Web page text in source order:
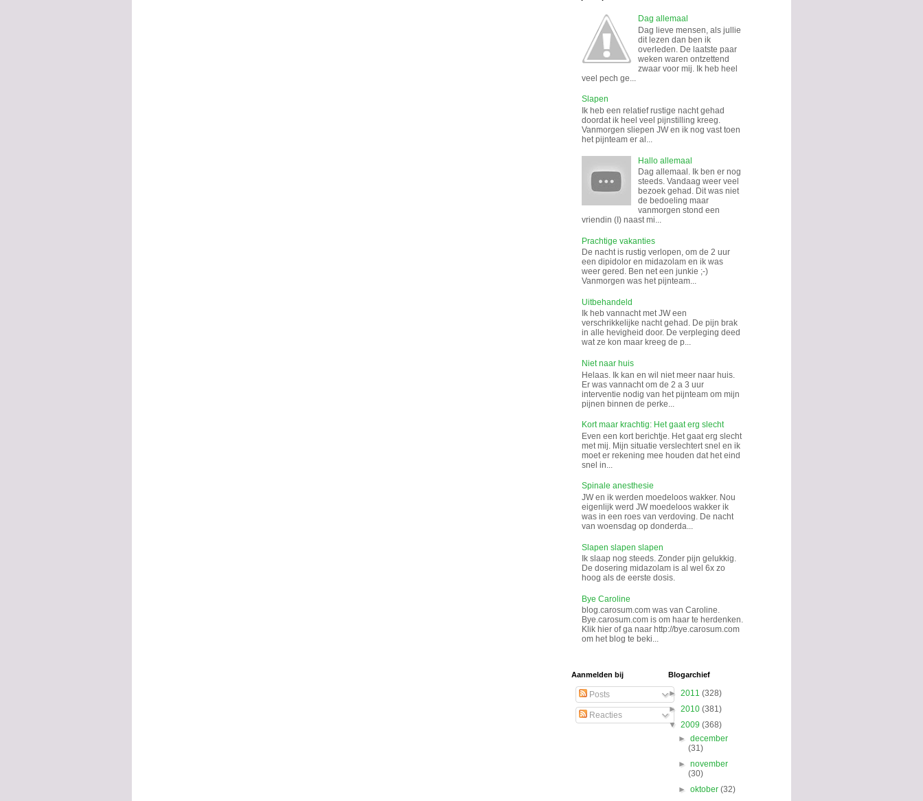
Dag allemaal
Dag lieve mensen, als jullie
dit lezen dan ben ik
overleden. De laatste paar
weken waren ontzettend
zwaar voor mij. Ik heb heel
veel pech ge...
Slapen
Ik heb een relatief rustige nacht gehad
doordat ik heel veel pijnstilling kreeg.
Vanmorgen sliepen JW en ik nog vast toen
het pijnteam er al...
Hallo allemaal
Dag allemaal. Ik ben er nog
steeds. Vandaag weer veel
bezoek gehad. Dit was niet
de bedoeling maar
vanmorgen stond een
vriendin (I) naast mi...
Prachtige vakanties
De nacht is rustig verlopen, om de 2 uur
een dipidolor en midazolam en ik was
weer gered. Ben net een junkie ;-)
Vanmorgen was het pijnteam...
Uitbehandeld
Ik heb vannacht met JW een
verschrikkelijke nacht gehad. De pijn brak
in alle hevigheid door. De verpleging deed
wat ze kon maar kreeg de p...
Niet naar huis
Helaas. Ik kan en wil niet meer naar huis.
Er was vannacht om de 2 a 3 uur
interventie nodig van het pijnteam om mijn
pijnen binnen de perke...
Kort maar krachtig: Het gaat erg slecht
Even een kort berichtje. Het gaat erg slecht
met mij. Mijn situatie verslechtert snel en ik
moet er rekening mee houden dat het eind
snel in...
Spinale anesthesie
JW en ik werden moedeloos wakker. Nou
eigenlijk werd JW moedeloos wakker ik
was in een roes van verdoving. De nacht
van woensdag op donderda...
Slapen slapen slapen
Ik slaap nog steeds. Zonder pijn gelukkig.
De dosering midazolam is al wel 6x zo
hoog als de eerste dosis.
Bye Caroline
blog.carosum.com was van Caroline.
Bye.carosum.com is om haar te herdenken.
Klik hier of ga naar http://bye.carosum.com
om het blog te beki...
Aanmelden bij
Posts
Reacties
Blogarchief
► 2011 (328)
► 2010 (381)
▼ 2009 (368)
►december
(31)
►november
(30)
►oktober(32)